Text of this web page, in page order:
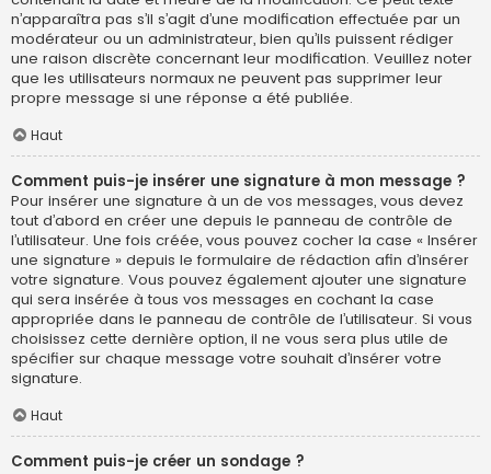
n’apparaîtra pas s’il s’agit d’une modification effectuée par un
modérateur ou un administrateur, bien qu’ils puissent rédiger
une raison discrète concernant leur modification. Veuillez noter
que les utilisateurs normaux ne peuvent pas supprimer leur
propre message si une réponse a été publiée.
Haut
Comment puis-je insérer une signature à mon message ?
Pour insérer une signature à un de vos messages, vous devez
tout d’abord en créer une depuis le panneau de contrôle de
l’utilisateur. Une fois créée, vous pouvez cocher la case « Insérer
une signature » depuis le formulaire de rédaction afin d’insérer
votre signature. Vous pouvez également ajouter une signature
qui sera insérée à tous vos messages en cochant la case
appropriée dans le panneau de contrôle de l’utilisateur. Si vous
choisissez cette dernière option, il ne vous sera plus utile de
spécifier sur chaque message votre souhait d’insérer votre
signature.
Haut
Comment puis-je créer un sondage ?